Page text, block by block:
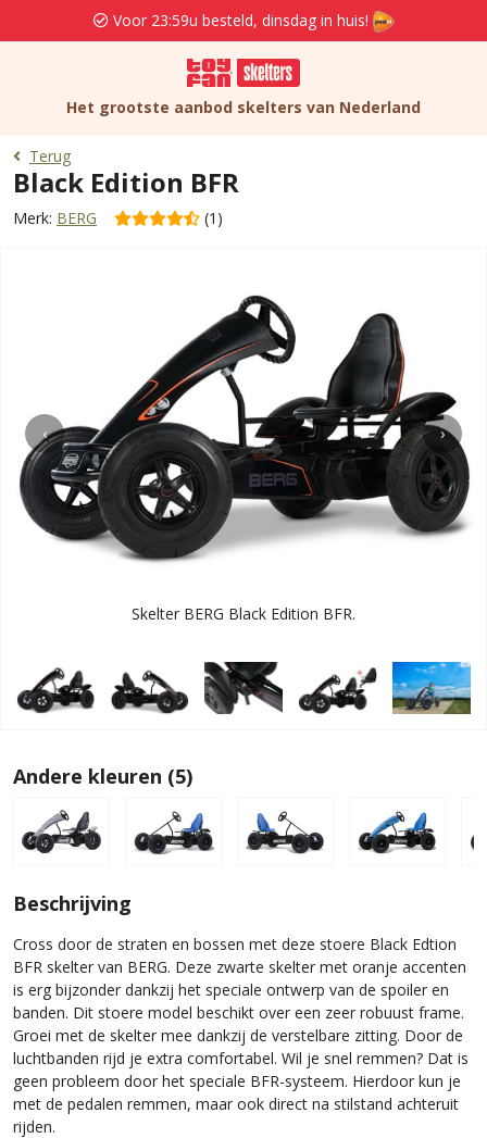
Voor 23:59u besteld, dinsdag in huis!
Het grootste aanbod skelters van Nederland
Terug
Black Edition BFR
Merk: BERG (1)
‹ ›
Skelter BERG Black Edition BFR.
Andere kleuren (5)
Beschrijving
Cross door de straten en bossen met deze stoere Black Edtion
BFR skelter van BERG. Deze zwarte skelter met oranje accenten
is erg bijzonder dankzij het speciale ontwerp van de spoiler en
banden. Dit stoere model beschikt over een zeer robuust frame.
Groei met de skelter mee dankzij de verstelbare zitting. Door de
luchtbanden rijd je extra comfortabel. Wil je snel remmen? Dat is
geen probleem door het speciale BFR-systeem. Hierdoor kun je
met de pedalen remmen, maar ook direct na stilstand achteruit
rijden.